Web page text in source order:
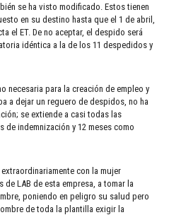
se ha visto modificado. Estos tienen
en su destino hasta que el 1 de abril,
el ET. De no aceptar, el despido será
idéntica a la de los 11 despedidos y
necesaria para la creación de empleo y
a dejar un reguero de despidos, no ha
se extiende a casi todas las
indemnización y 12 meses como
con la mujer
LAB de esta empresa, a tomar la
poniendo en peligro su salud pero
de toda la plantilla exigir la